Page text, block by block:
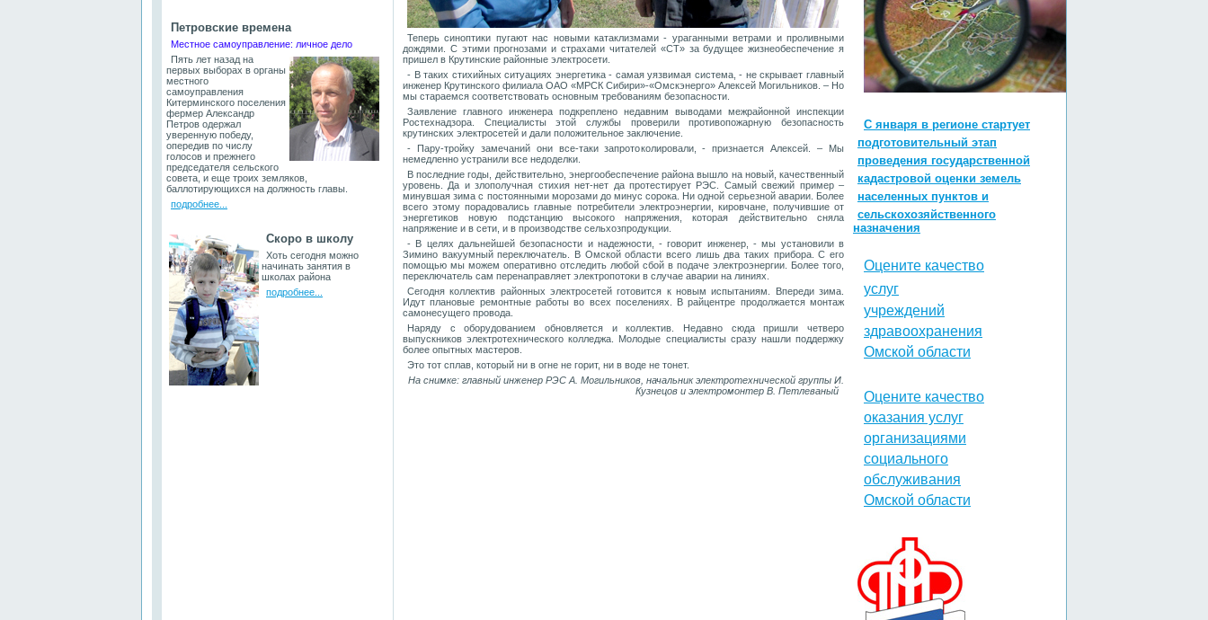
Петровские времена
Местное самоуправление: личное дело
Пять лет назад на
первых выборах в органы
местного
самоуправления
Китерминского поселения
фермер Александр
Петров одержал
уверенную победу,
опередив по числу
голосов и прежнего
председателя сельского
совета, и еще троих земляков,
баллотирующихся на должность главы.
подробнее...
Скоро в школу
Хоть сегодня можно
начинать занятия в
школах района
подробнее...
Теперь синоптики пугают нас новыми катаклизмами - ураганными ветрами и проливными
дождями. С этими прогнозами и страхами читателей «СТ» за будущее жизнеобеспечение я
пришел в Крутинские районные электросети.
- В таких стихийных ситуациях энергетика - самая уязвимая система, - не скрывает главный
инженер Крутинского филиала ОАО «МРСК Сибири»-«Омскэнерго» Алексей Могильников. – Но
мы стараемся соответствовать основным требованиям безопасности.
Заявление главного инженера подкреплено недавним выводами межрайонной инспекции
Ростехнадзора. Специалисты этой службы проверили противопожарную безопасность
крутинских электросетей и дали положительное заключение.
- Пару-тройку замечаний они все-таки запротоколировали, - признается Алексей. – Мы
немедленно устранили все недоделки.
В последние годы, действительно, энергообеспечение района вышло на новый, качественный
уровень. Да и злополучная стихия нет-нет да протестирует РЭС. Самый свежий пример –
минувшая зима с постоянными морозами до минус сорока. Ни одной серьезной аварии. Более
всего этому порадовались главные потребители электроэнергии, кировчане, получившие от
энергетиков новую подстанцию высокого напряжения, которая действительно сняла
напряжение и в сети, и в производстве сельхозпродукции.
- В целях дальнейшей безопасности и надежности, - говорит инженер, - мы установили в
Зимино вакуумный переключатель. В Омской области всего лишь два таких прибора. С его
помощью мы можем оперативно отследить любой сбой в подаче электроэнергии. Более того,
переключатель сам перенаправляет электропотоки в случае аварии на линиях.
Сегодня коллектив районных электросетей готовится к новым испытаниям. Впереди зима.
Идут плановые ремонтные работы во всех поселениях. В райцентре продолжается монтаж
самонесущего провода.
Наряду с оборудованием обновляется и коллектив. Недавно сюда пришли четверо
выпускников электротехнического колледжа. Молодые специалисты сразу нашли поддержку
более опытных мастеров.
Это тот сплав, который ни в огне не горит, ни в воде не тонет.
На снимке: главный инженер РЭС А. Могильников, начальник электротехнической группы И.
Кузнецов и электромонтер В. Петлеваный
С января в регионе стартует
подготовительный этап
проведения государственной
кадастровой оценки земель
населенных пунктов и
сельскохозяйственного
назначения
Оцените качество
услуг
учреждений
здравоохранения
Омской области
Оцените качество
оказания услуг
организациями
социального
обслуживания
Омской области